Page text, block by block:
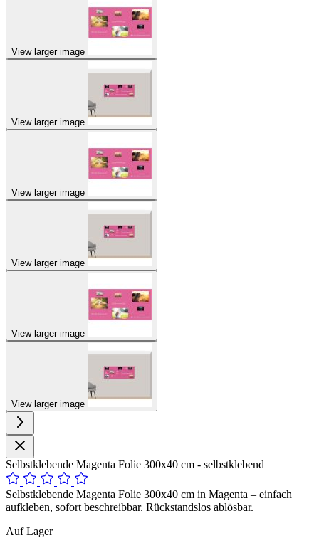
View larger image
View larger image
View larger image
View larger image
View larger image
View larger image
Selbstklebende Magenta Folie 300x40 cm - selbstklebend
Selbstklebende Magenta Folie 300x40 cm in Magenta – einfach
aufkleben, sofort beschreibbar. Rückstandslos ablösbar.
Auf Lager